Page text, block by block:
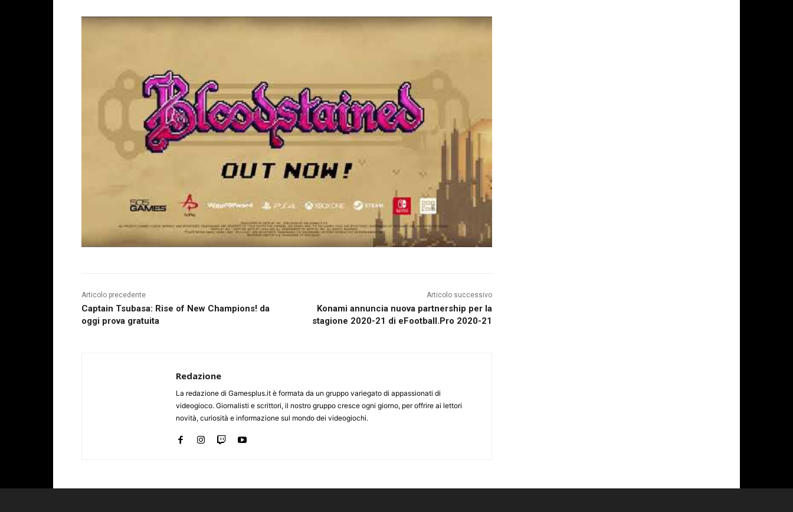
Articolo precedente
Captain Tsubasa: Rise of New Champions! da
oggi prova gratuita
Articolo successivo
Konami annuncia nuova partnership per la
stagione 2020-21 di eFootball.Pro 2020-21
Redazione
La redazione di Gamesplus.it è formata da un gruppo variegato di appassionati di
videogioco. Giornalisti e scrittori, il nostro gruppo cresce ogni giorno, per offrire ai lettori
novità, curiosità e informazione sul mondo dei videogiochi.